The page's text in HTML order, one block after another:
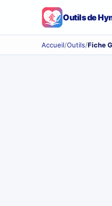
Outils de
Accueil/Outils/Fiche